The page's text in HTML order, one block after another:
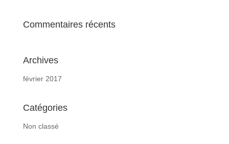
Commentaires récents
Archives
février 2017
Catégories
Non classé